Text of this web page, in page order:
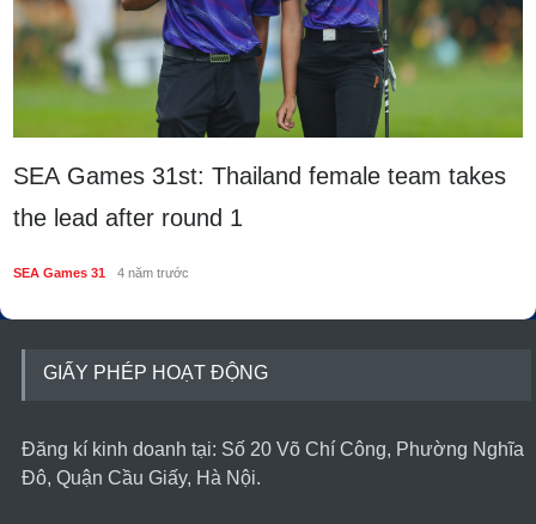
SEA Games 31st: Thailand female team takes
the lead after round 1
SEA Games 31 4 năm trước
GIẤY PHÉP HOẠT ĐỘNG
Ðăng kí kinh doanh tại: Số 20 Võ Chí Công, Phường Nghĩa
Đô, Quận Cầu Giấy, Hà Nội.